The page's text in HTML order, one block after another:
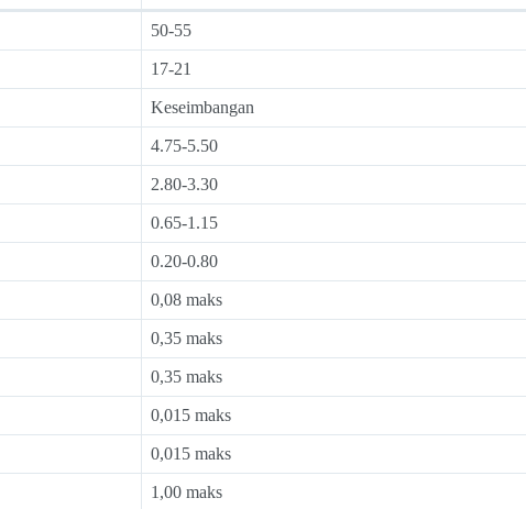
50-55
17-21
Keseimbangan
4.75-5.50
2.80-3.30
0.65-1.15
0.20-0.80
0,08 maks
0,35 maks
0,35 maks
0,015 maks
0,015 maks
1,00 maks